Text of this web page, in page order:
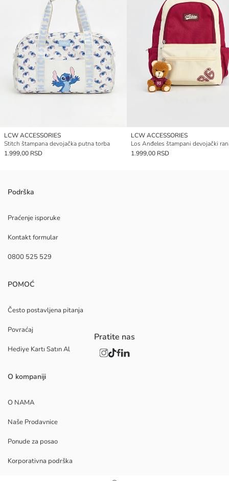
LCW ACCESSORIES
Stitch štampana devojačka putna torba
1.999,00 RSD
LCW ACCESSORIES
Los Anđeles štampani devojački
1.999,00 RSD
Podrška
Praćenje isporuke
Kontakt formular
0800 525 529
POMOĆ
Često postavljena pitanja
Povraćaj
Hediye Kartı Satın Al
O kompaniji
O NAMA
Naše Prodavnice
Ponude za posao
Korporativna podrška
Pratite nas